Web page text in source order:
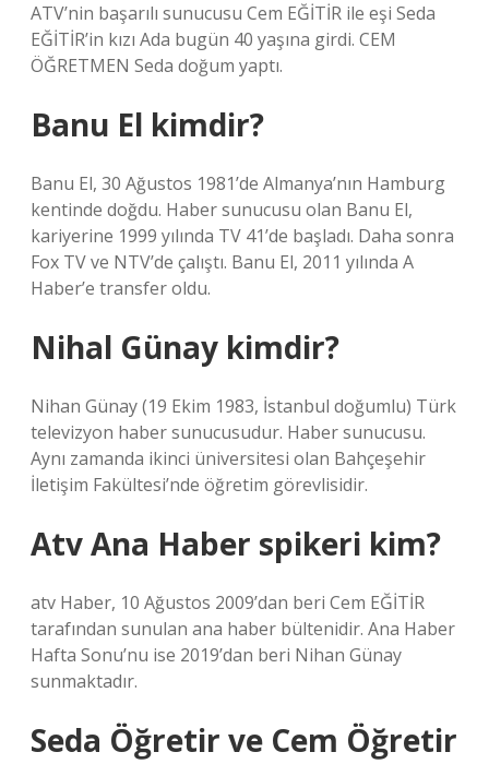
ATV’nin başarılı sunucusu Cem EĞİTİR ile eşi Seda
EĞİTİR’in kızı Ada bugün 40 yaşına girdi. CEM
ÖĞRETMEN Seda doğum yaptı.
Banu El kimdir?
Banu El, 30 Ağustos 1981’de Almanya’nın Hamburg
kentinde doğdu. Haber sunucusu olan Banu El,
kariyerine 1999 yılında TV 41’de başladı. Daha sonra
Fox TV ve NTV’de çalıştı. Banu El, 2011 yılında A
Haber’e transfer oldu.
Nihal Günay kimdir?
Nihan Günay (19 Ekim 1983, İstanbul doğumlu) Türk
televizyon haber sunucusudur. Haber sunucusu.
Aynı zamanda ikinci üniversitesi olan Bahçeşehir
İletişim Fakültesi’nde öğretim görevlisidir.
Atv Ana Haber spikeri kim?
atv Haber, 10 Ağustos 2009’dan beri Cem EĞİTİR
tarafından sunulan ana haber bültenidir. Ana Haber
Hafta Sonu’nu ise 2019’dan beri Nihan Günay
sunmaktadır.
Seda Öğretir ve Cem Öğretir